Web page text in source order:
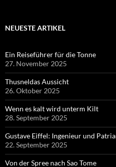
NEUESTE ARTIKEL
Ein Reiseführer für die Tonne
27. November 2025
Thusneldas Aussicht
26. Oktober 2025
Wenn es kalt wird unterm Kilt
28. September 2025
Gustave Eiffel: Ingenieur und
22. September 2025
Von der Spree nach Sao Tome